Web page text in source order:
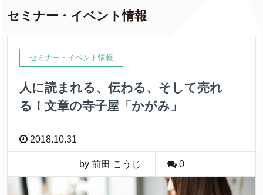
セミナー・イベント情報
セミナー・イベント情報
人に読まれる、伝わる、そして売れ
る！文章の寺子屋「かがみ」
2018.10.31
by 前田 こうじ 0